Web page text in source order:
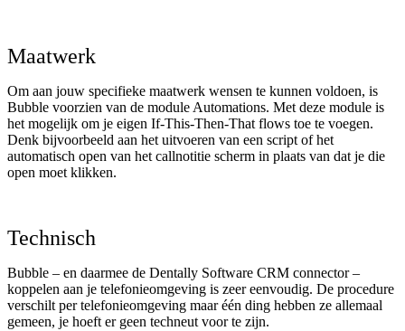
Maatwerk
Om aan jouw specifieke maatwerk wensen te kunnen voldoen, is
Bubble voorzien van de module Automations. Met deze module is
het mogelijk om je eigen If-This-Then-That flows toe te voegen.
Denk bijvoorbeeld aan het uitvoeren van een script of het
automatisch open van het callnotitie scherm in plaats van dat je die
open moet klikken.
Technisch
Bubble – en daarmee de Dentally Software CRM connector –
koppelen aan je telefonieomgeving is zeer eenvoudig. De procedure
verschilt per telefonieomgeving maar één ding hebben ze allemaal
gemeen, je hoeft er geen techneut voor te zijn.